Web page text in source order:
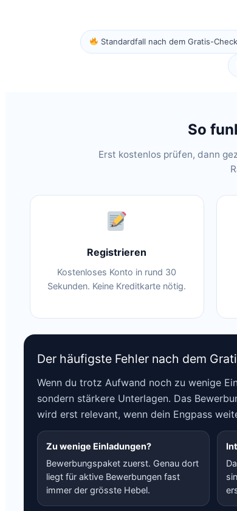
Standardfall nach dem Gratis-
So
Erst kostenlos prüfen, dann
Registrieren
Kostenloses Konto in rund 30
Sekunden. Keine Kreditkarte nötig.
Der häufigste Fehler nach dem
Wenn du trotz Aufwand noch zu wenige
sondern stärkere Unterlagen. Das
wird erst relevant, wenn dein Engpass
Zu wenige Einladungen?
Bewerbungspaket zuerst. Genau dort
liegt für aktive Bewerbungen fast
immer der grösste Hebel.